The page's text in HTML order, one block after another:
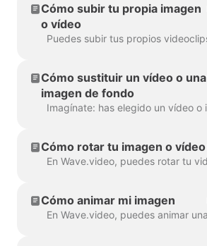
Cómo subir tu propia imagen
o vídeo
Cómo sustituir un vídeo o una
imagen de fondo
Cómo rotar tu imagen o vídeo
Cómo animar mi imagen